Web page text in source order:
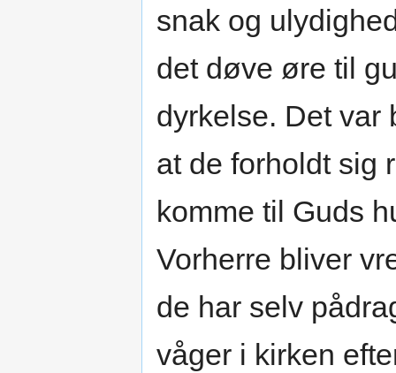
snak og
det døve øre til
dyrkelse. Det var
at de forholdt sig
komme til Guds
Vorherre bliver
de har selv
våger i kirken